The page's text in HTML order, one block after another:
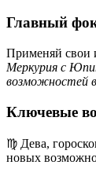
Главный
Применяй свои
Меркурия с
возможностей в
Ключевые
♍️ Дева,
новых